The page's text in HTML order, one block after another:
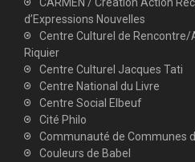
d’Expressions Nouvelles
Centre Culturel de Rencontre/
Riquier
Centre Culturel Jacques Tati
Centre National du Livre
Centre Social Elbeuf
Cité Philo
Communauté de Communes
Couleurs de Babel